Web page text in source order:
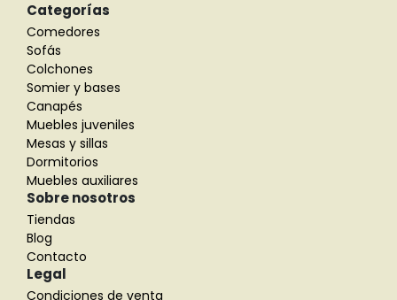
Categorías
Comedores
Sofás
Colchones
Somier y bases
Canapés
Muebles juveniles
Mesas y sillas
Dormitorios
Muebles auxiliares
Sobre nosotros
Tiendas
Blog
Contacto
Legal
Condiciones de venta